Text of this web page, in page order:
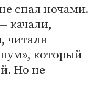
спал ночами.
качали,
читали
который
Но не